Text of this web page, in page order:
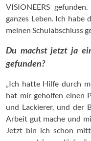
VISIONEERS
ganzes Leben. Ich habe
meinen Schulabschluss
Du machst jetzt ja
gefunden?
„Ich hatte Hilfe durch
hat mir geholfen einen
und Lackierer, und der
Arbeit gut mache und
Jetzt bin ich schon